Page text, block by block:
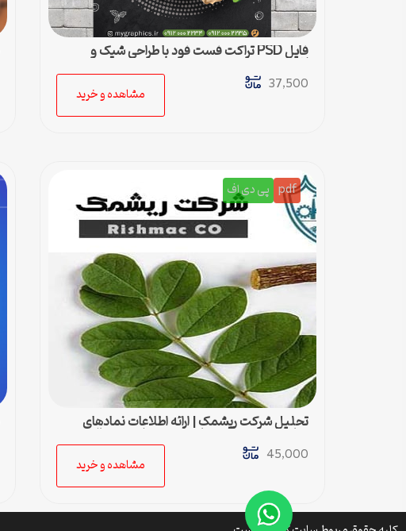
فایل PSD تراکت فست فود با طراحی شیک و
37,500
مشاهده و خرید
pdf پی دی اف
تحلیل شرکت ریشمک | ارائه اطلاعات نمادهای
45,000
مشاهده و خرید